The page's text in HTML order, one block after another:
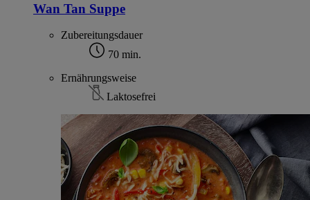
Wan Tan Suppe
Zubereitungsdauer
70 min.
Ernährungsweise
Laktosefrei